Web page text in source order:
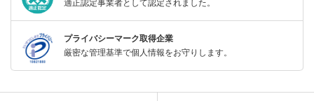
適正認定事業者として認定されました。
プライバシーマーク取得企業
厳密な管理基準で個人情報をお守りします。